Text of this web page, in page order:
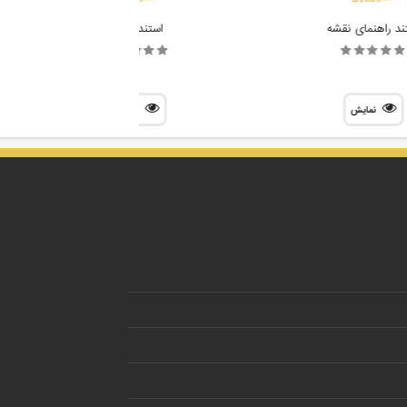
راهنمای نقشه
نمایش
استند نقشه